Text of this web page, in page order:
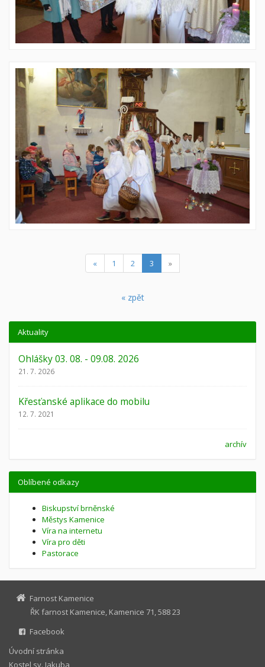
« 1 2 3 (current)
»
« zpět
Aktuality
Ohlášky 03. 08. - 09.08. 2026
21. 7. 2026
Křesťanské aplikace do mobilu
12. 7. 2021
archív
Oblíbené odkazy
Biskupství brněnské
Městys Kamenice
Víra na internetu
Víra pro děti
Pastorace
Farnost Kamenice
ŘK farnost Kamenice, Kamenice 71, 588 23
Facebook
Úvodní stránka
Kostel sv. Jakuba